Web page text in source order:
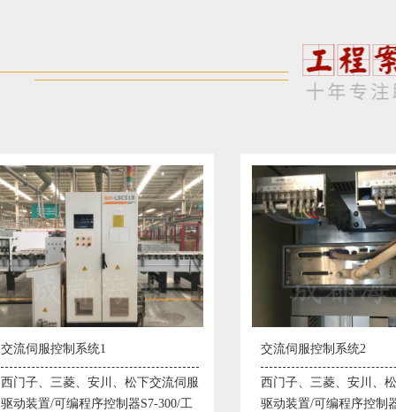
交流伺服控制系统2
西门子、三菱、安川、松下交流伺服
驱动装置/可编程序控制器S7-300/工
变频恒压供水系统
变频恒压供水系
极调速技术原理